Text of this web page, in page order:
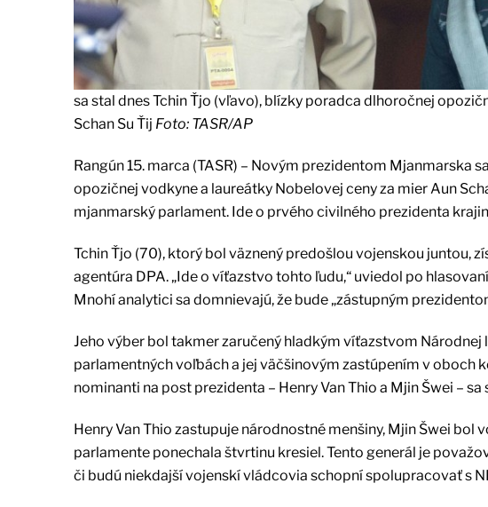
sa stal dnes Tchin Ťjo (vľavo), blízky poradca dlhoročnej
Schan Su Ťij Foto: TASR/AP
Rangún 15. marca (TASR) – Novým prezidentom Mjanmarska
opozičnej vodkyne a laureátky Nobelovej ceny za mier Aun
mjanmarský parlament. Ide o prvého civilného prezidenta
Tchin Ťjo (70), ktorý bol väznený predošlou vojenskou juntou,
agentúra DPA. „Ide o víťazstvo tohto ľudu,“ uviedol po
Mnohí analytici sa domnievajú, že bude „zástupným
Jeho výber bol takmer zaručený hladkým víťazstvom
parlamentných voľbách a jej väčšinovým zastúpením v oboch
nominanti na post prezidenta – Henry Van Thio a Mjin Šwei –
Henry Van Thio zastupuje národnostné menšiny, Mjin Šwei
parlamente ponechala štvrtinu kresiel. Tento generál je
či budú niekdajší vojenskí vládcovia schopní spolupracovať s